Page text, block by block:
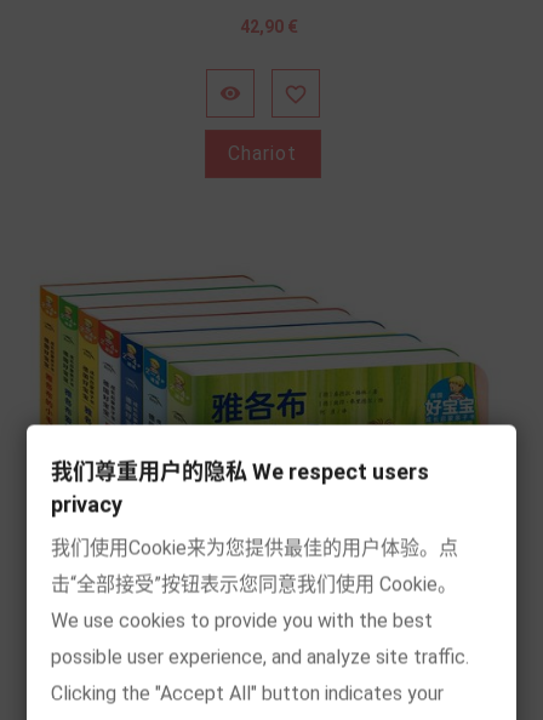
Prix
42,90 €
 
Chariot
我们尊重用户的隐私 We respect users
privacy
我们使用Cookie来为您提供最佳的用户体验。点
击“全部接受”按钮表示您同意我们使用 Cookie。
We use cookies to provide you with the best
possible user experience, and analyze site traffic.
Clicking the "Accept All" button indicates your